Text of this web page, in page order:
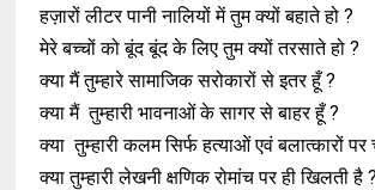
हज़ारों लीटर पानी नालियों में तुम क्यों बहाते हो ?
मेरे बच्चों को बूंद बूंद के लिए तुम क्यों तरसाते हो ?
क्या मैं तुम्हारे सामाजिक सरोकारों से इतर हूँ ?
क्या मैं तुम्हारी भावनाओं के सागर से बाहर हूँ ?
क्या तुम्हारी कलम सिर्फ हत्याओं एवं बलात्कारों
क्या तुम्हारी लेखनी क्षणिक रोमांच पर ही खिलती है ?